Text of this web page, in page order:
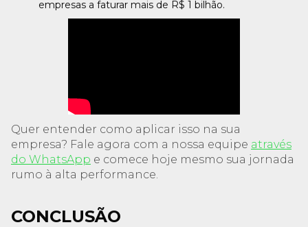
empresas a faturar mais de R$ 1 bilhão.
Quer entender como aplicar isso na sua
empresa? Fale agora com a nossa equipe através
do WhatsApp e comece hoje mesmo sua jornada
rumo à alta performance.
CONCLUSÃO